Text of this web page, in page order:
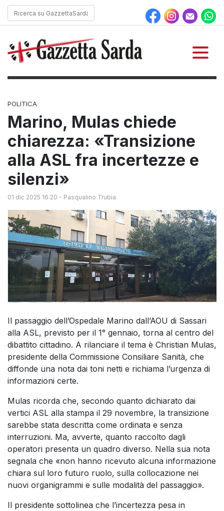
POLITICA
Marino, Mulas chiede
chiarezza: «Transizione
alla ASL fra incertezze e
silenzi»
01 dic 2025 16:20 - Pasqualino Trubia
Il passaggio dell’Ospedale Marino dall’AOU di Sassari
alla ASL, previsto per il 1° gennaio, torna al centro del
dibattito cittadino. A rilanciare il tema è Christian Mulas,
presidente della Commissione Consiliare Sanità, che
diffonde una nota dai toni netti e richiama l’urgenza di
informazioni certe.
Mulas ricorda che, secondo quanto dichiarato dai
vertici ASL alla stampa il 29 novembre, la transizione
sarebbe stata descritta come ordinata e senza
interruzioni. Ma, avverte, quanto raccolto dagli
operatori presenta un quadro diverso. Nella sua nota
segnala che «non hanno ricevuto alcuna informazione
chiara sul loro futuro ruolo, sulla collocazione nei
nuovi organigrammi e sulle modalità del passaggio».
Il presidente sottolinea che l’incertezza pesa in